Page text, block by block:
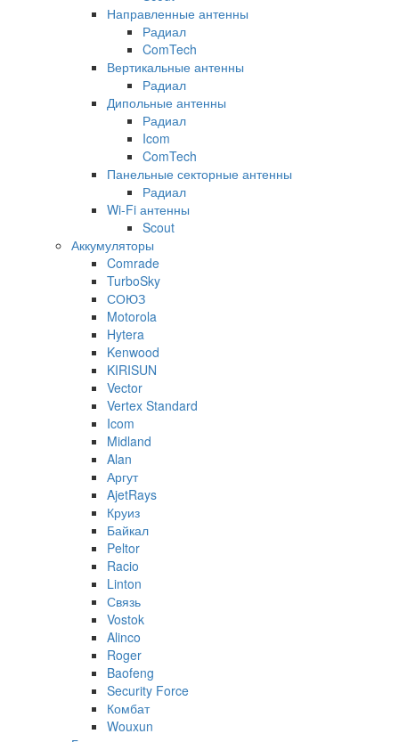
Направленные антенны
Радиал
ComTech
Вертикальные антенны
Радиал
Дипольные антенны
Радиал
Icom
ComTech
Панельные секторные антенны
Радиал
Wi-Fi антенны
Scout
Аккумуляторы
Comrade
TurboSky
СОЮЗ
Motorola
Hytera
Kenwood
KIRISUN
Vector
Vertex Standard
Icom
Midland
Alan
Аргут
AjetRays
Круиз
Байкал
Peltor
Racio
Linton
Связь
Vostok
Alinco
Roger
Baofeng
Security Force
Комбат
Wouxun